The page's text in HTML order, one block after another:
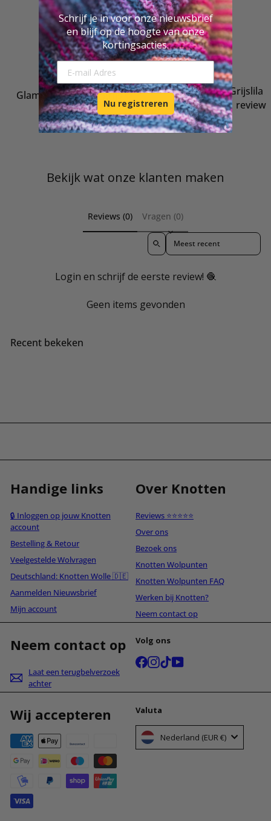
Glamour 001 Zilvergrijs695
Glamour 002 Grijslila
1 review
695
Bekijk wat onze klanten maken
Reviews (0) Vragen (0)
Sort reviews by
Login en schrijf de eerste review! 🧶
Geen items gevonden
Recent bekeken
Handige links
🔒 Inloggen op jouw Knotten
account
Bestelling & Retour
Veelgestelde Wolvragen
Deutschland: Knotten Wolle 🇩🇪
Aanmelden Nieuwsbrief
Mijn account
Over Knotten
Reviews ⭐⭐⭐⭐⭐
Over ons
Bezoek ons
Knotten Wolpunten
Knotten Wolpunten FAQ
Werken bij Knotten?
Neem contact op
Neem contact op
Laat een terugbelverzoek
achter
Volg ons
Facebook
Instagram
TikTokYouTube
Wij accepteren Valuta
Nederland (EUR €)
Schrijf je in voor onze nieuwsbrief
en blijf op de hoogte van onze
kortingsacties.
E-mail Adresse
Nu registreren